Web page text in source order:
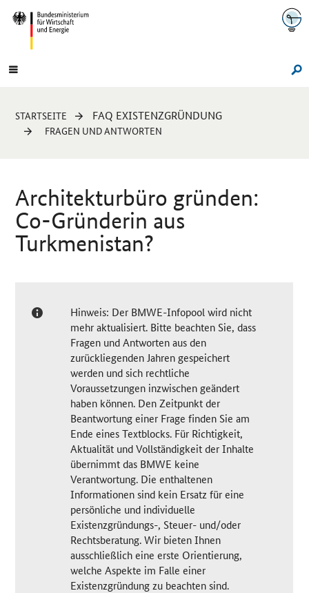
Navigation
Hauptmenü
Sie
sind
STARTSEITE FAQ EXISTENZGRÜNDUNG
FRAGEN UND ANTWORTEN
Architekturbüro gründen:
Co-Gründerin aus
Turkmenistan?
Hinweis: Der BMWE-Infopool wird nicht
mehr aktualisiert. Bitte beachten Sie, dass
Fragen und Antworten aus den
zurückliegenden Jahren gespeichert
werden und sich rechtliche
Voraussetzungen inzwischen geändert
haben können. Den Zeitpunkt der
Beantwortung einer Frage finden Sie am
Ende eines Textblocks. Für Richtigkeit,
Aktualität und Vollständigkeit der Inhalte
übernimmt das BMWE keine
Verantwortung. Die enthaltenen
Informationen sind kein Ersatz für eine
persönliche und individuelle
Existenzgründungs-, Steuer- und/oder
Rechtsberatung. Wir bieten Ihnen
ausschließlich eine erste Orientierung,
welche Aspekte im Falle einer
Existenzgründung zu beachten sind.